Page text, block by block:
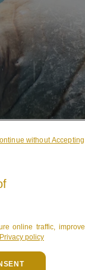
online traffic, improve
Privacy policy
without Accepting